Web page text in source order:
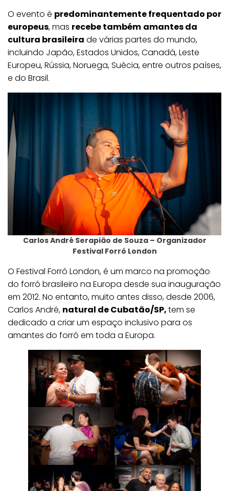
O evento é predominantemente frequentado por
europeus, mas recebe também amantes da
cultura brasileira de várias partes do mundo,
incluindo Japão, Estados Unidos, Canadá, Leste
Europeu, Rússia, Noruega, Suécia, entre outros países,
e do Brasil.
Carlos André Serapião de Souza – Organizador
Festival Forró London
O Festival Forró London, é um marco na promoção
do forró brasileiro na Europa desde sua inauguração
em 2012. No entanto, muito antes disso, desde 2006,
Carlos André, natural de Cubatão/SP,tem se
dedicado a criar um espaço inclusivo para os
amantes do forró em toda a Europa.